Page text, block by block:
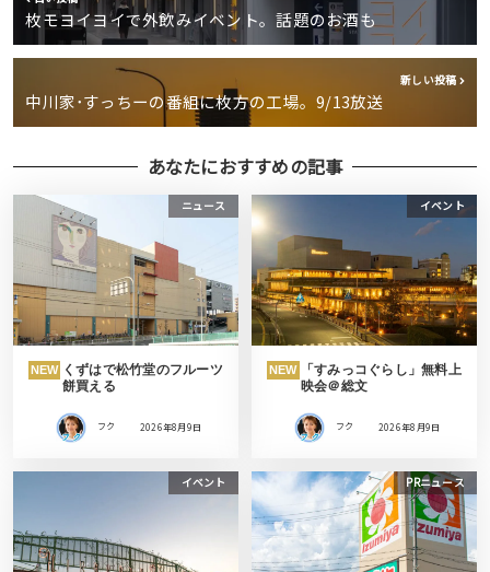
枚モヨイヨイで外飲みイベント。話題のお酒も
新しい投稿
中川家･すっちーの番組に枚方の工場。9/13放送
あなたにおすすめの記事
ニュース
NEW くずはで松竹堂のフルーツ
餅買える
フク 2026年8月9日
イベント
NEW
「すみっコぐらし」無料上
映会＠総文
フク 2026年8月9日
イベント PRニュース